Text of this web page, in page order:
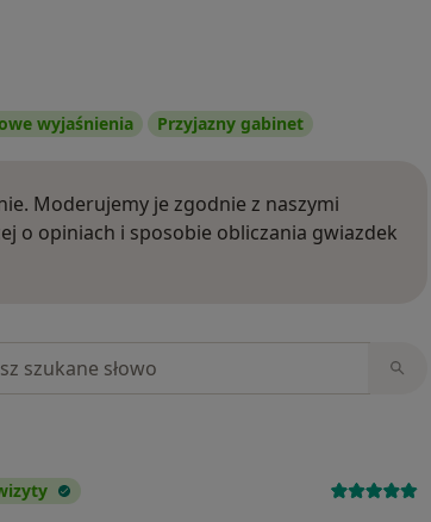
wyjaśnienia Przyjazny gabinet
Moderujemy je zgodnie z naszymi
o opiniach i sposobie obliczania gwiazdek
w opiniach